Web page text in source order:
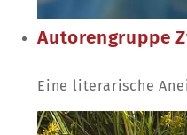
Autorengruppe
Eine literarische